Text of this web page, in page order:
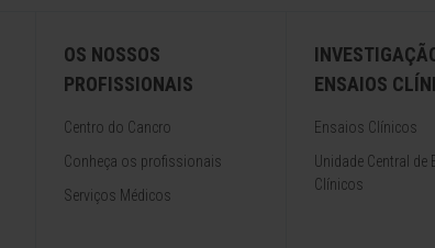
OS NOSSOS
PROFISSIONAIS
Centro do Cancro
Conheça os profissionais
Serviços Médicos
ENSAIOS
Ensaios Clínicos
Unidade Central
Clínicos